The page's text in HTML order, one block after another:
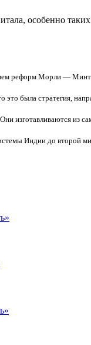
особенно
реформ Морли —
была стратегия,
изготавливаются из
Индии до второй